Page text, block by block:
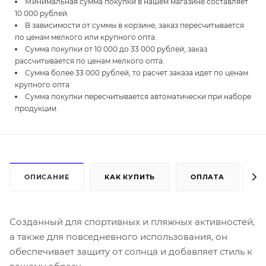
10 000 рублей.
В зависимости от суммы в корзине, заказ пересчитывается
по ценам мелкого или крупного опта.
Сумма покупки от 10 000 до 33 000 рублей, заказ
рассчитывается по ценам мелкого опта.
Сумма более 33 000 рублей, то расчет заказа идет по ценам
крупного опта.
Сумма покупки пересчитывается автоматически при наборе
продукции.
ОПИСАНИЕ КАК КУПИТЬ ОПЛАТА
Созданный для спортивных и пляжных активностей,
а также для повседневного использования, он
обеспечивает защиту от солнца и добавляет стиль к